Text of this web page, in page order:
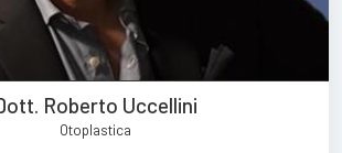
Roberto Uccellini
Otoplastica